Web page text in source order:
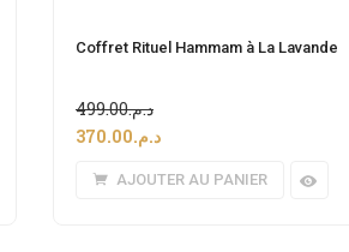
Coffret Rituel Hammam à La Lavande
د.م.499.00
د.م.370.00
AJOUTER AU PANIER